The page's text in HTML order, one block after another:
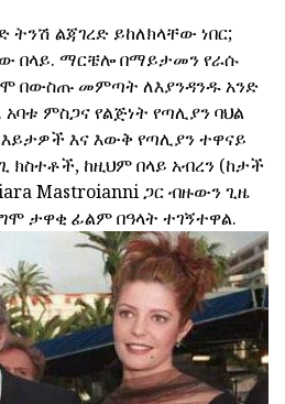
ልጃገረድ ይከለክላቸው ነበር;
በላይ. ማርቼሎ በማይታመን የራሱ
በውስጡ መምጣት ለእያንዳንዱ አንድ
ምስጋና የልጅነት የጣሊያን ባህል
እና እውቅ የጣሊያን ተዋናይ
ክስተቶች, ከዚህም በላይ አብረን (ከታች
Mastroianni ጋር ብዙውን ጊዜ
ታዋቂ ፊልም በዓላት ተገኝተዋል.